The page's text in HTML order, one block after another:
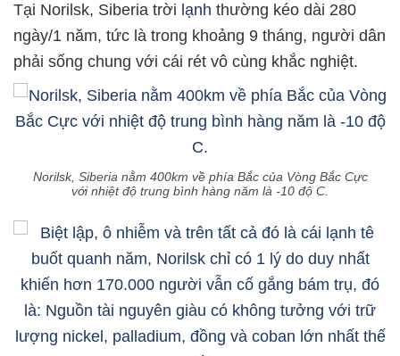
Tại Norilsk, Siberia trời lạnh thường kéo dài 280
ngày/1 năm, tức là trong khoảng 9 tháng, người dân
phải sống chung với cái rét vô cùng khắc nghiệt.
Norilsk, Siberia nằm 400km về phía Bắc của Vòng Bắc Cực
với nhiệt độ trung bình hàng năm là -10 độ C.